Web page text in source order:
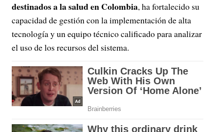
destinados a la salud en Colombia, ha fortalecido su
capacidad de gestión con la implementación de alta
tecnología y un equipo técnico calificado para analizar
el uso de los recursos del sistema.